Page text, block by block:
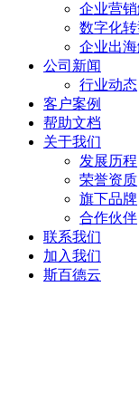
企业营
数字化
企业出
公司新闻
行业动态
客户案例
帮助文档
关于我们
发展历程
荣誉资质
旗下品牌
合作伙伴
联系我们
加入我们
斯百德云